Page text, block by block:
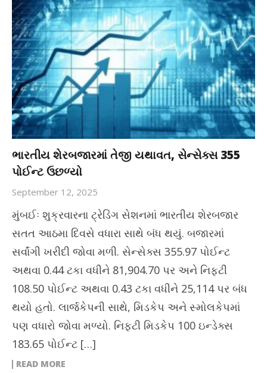
ભારતીય શેરબજારમાં તેજી યથાવત, સેન્સેક્સ 355
પોઈન્ટ ઉછળ્યો
September 12, 2025
મુંબઈઃ શુક્રવારના ટ્રેડિંગ સેશનમાં ભારતીય શેરબજાર
સતત આઠમા દિવસે વધારા સાથે બંધ થયું. બજારમાં
સર્વાંગી ખરીદી જોવા મળી. સેન્સેક્સ 355.97 પોઈન્ટ
અથવા 0.44 ટકા વધીને 81,904.70 પર અને નિફ્ટી
108.50 પોઈન્ટ અથવા 0.43 ટકા વધીને 25,114 પર બંધ
થયો હતો. લાર્જકેપની સાથે, મિડકેપ અને સ્મોલકેપમાં
પણ વધારો જોવા મળ્યો. નિફ્ટી મિડકેપ 100 ઇન્ડેક્સ
183.65 પોઈન્ટ […]
READ MORE